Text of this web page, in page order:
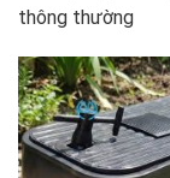
thông thường